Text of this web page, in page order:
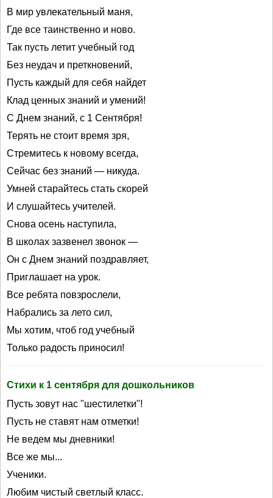
В мир увлекательный маня,
Где все таинственно и ново.
Так пусть летит учебный год
Без неудач и преткновений,
Пусть каждый для себя найдет
Клад ценных знаний и умений!
С Днем знаний, с 1 Сентября!
Терять не стоит время зря,
Стремитесь к новому всегда,
Сейчас без знаний — никуда.
Умней старайтесь стать скорей
И слушайтесь учителей.
Снова осень наступила,
В школах зазвенел звонок —
Он с Днем знаний поздравляет,
Приглашает на урок.
Все ребята повзрослели,
Набрались за лето сил,
Мы хотим, чтоб год учебный
Только радость приносил!
Стихи к 1 сентября для дошкольников
Пусть зовут нас "шестилетки"!
Пусть не ставят нам отметки!
Не ведем мы дневники!
Все же мы...
Ученики.
Любим чистый светлый класс.